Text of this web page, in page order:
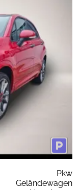
Pkw
Geländewagen